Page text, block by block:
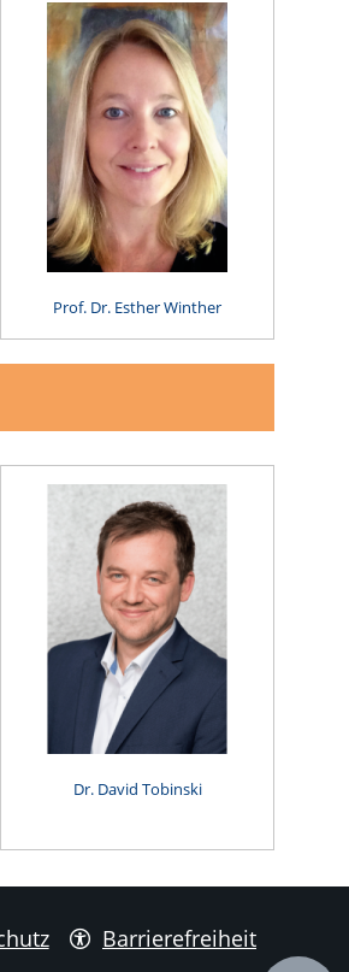
Prof. Dr. Esther Winther
Dr. David Tobinski
Barrierefreiheit